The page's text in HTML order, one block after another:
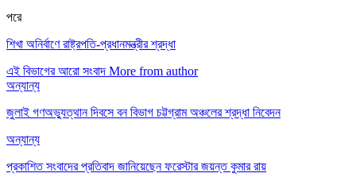
পরে
শিখা অনির্বাণে রাষ্ট্রপতি-প্রধানমন্ত্রীর শ্রদ্ধা
এই বিভাগের আরো সংবাদ More from author
অন্যান্য
জুলাই গণঅভ্যুত্থান দিবসে বন বিভাগ চট্টগ্রাম অঞ্চলের শ্রদ্ধা নিবেদন
অন্যান্য
প্রকাশিত সংবাদের প্রতিবাদ জানিয়েছেন ফরেস্টার জয়ন্ত কুমার রায়